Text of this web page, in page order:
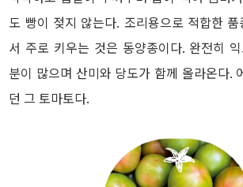
도 빵이 젖지 않는다. 조리용으로 적합한
서 주로 키우는 것은 동양종이다. 완전히
분이 많으며 산미와 당도가 함께 올라온다.
던 그 토마토다.